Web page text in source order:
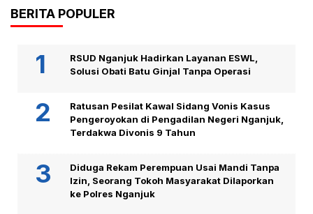
BERITA POPULER
RSUD Nganjuk Hadirkan Layanan ESWL,
Solusi Obati Batu Ginjal Tanpa Operasi
Ratusan Pesilat Kawal Sidang Vonis Kasus
Pengeroyokan di Pengadilan Negeri Nganjuk,
Terdakwa Divonis 9 Tahun
Diduga Rekam Perempuan Usai Mandi Tanpa
Izin, Seorang Tokoh Masyarakat Dilaporkan
ke Polres Nganjuk